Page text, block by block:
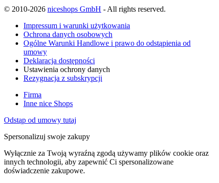
© 2010-2026 niceshops GmbH - All rights reserved.
Impressum i warunki użytkowania
Ochrona danych osobowych
Ogólne Warunki Handlowe i prawo do odstąpienia od
umowy
Deklaracja dostępności
Ustawienia ochrony danych
Rezygnacja z subskrypcji
Firma
Inne nice Shops
Odstąp od umowy tutaj
Spersonalizuj swoje zakupy
Wyłącznie za Twoją wyraźną zgodą używamy plików cookie oraz
innych technologii, aby zapewnić Ci spersonalizowane
doświadczenie zakupowe.